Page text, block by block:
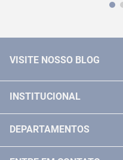
VISITE NOSSO BLOG
INSTITUCIONAL
DEPARTAMENTOS